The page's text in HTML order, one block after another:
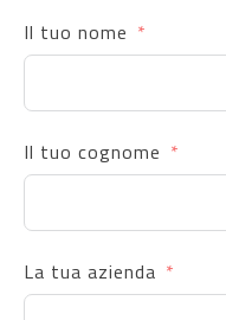
Il tuo nome
Il tuo cognome
La tua azienda